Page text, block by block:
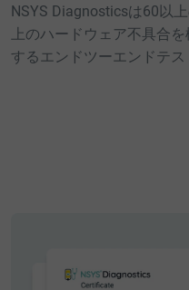
NSYS Diagnosticsは60以
上のハードウェア不具合
するエンドツーエンドテス